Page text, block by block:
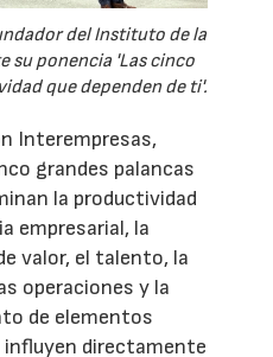
del Instituto de la
su ponencia 'Las cinco
que dependen de ti'.
Interempresas,
grandes palancas
la productividad
empresarial, la
valor, el talento, la
operaciones y la
de elementos
directamente